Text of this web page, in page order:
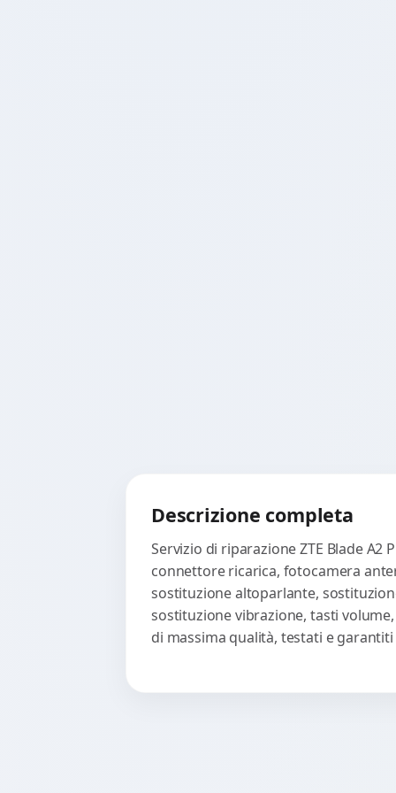
Descrizione completa
Servizio di riparazione ZTE Blade
connettore ricarica, fotocamera
sostituzione altoparlante,
sostituzione vibrazione, tasti
di massima qualità, testati e